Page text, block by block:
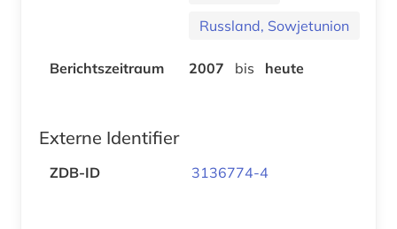
Russland, Sowjetunion
Berichtszeitraum 2007 bis heute
Externe Identifier
ZDB-ID 3136774-4